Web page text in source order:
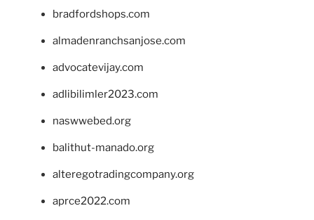
bradfordshops.com
almadenranchsanjose.com
advocatevijay.com
adlibilimler2023.com
naswwebed.org
balithut-manado.org
alteregotradingcompany.org
aprce2022.com